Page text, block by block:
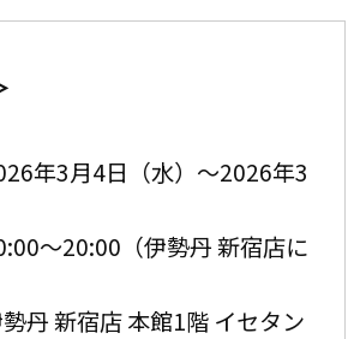
年3月4日（水）～2026年3
～20:00（伊勢丹 新宿店に
丹 新宿店 本館1階 イセタン